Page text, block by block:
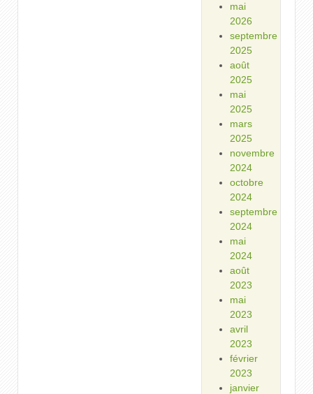
mai
2026
septembre
2025
août
2025
mai
2025
mars
2025
novembre
2024
octobre
2024
septembre
2024
mai
2024
août
2023
mai
2023
avril
2023
février
2023
janvier